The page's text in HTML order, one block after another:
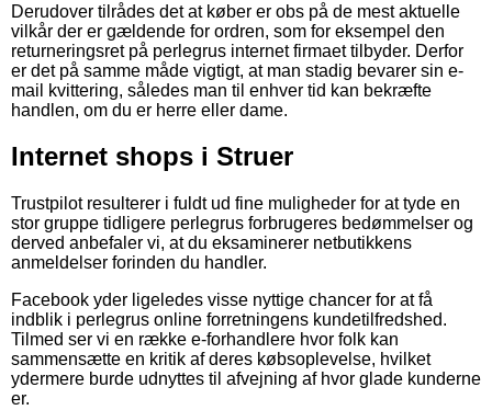
Derudover tilrådes det at køber er obs på de mest aktuelle
vilkår der er gældende for ordren, som for eksempel den
returneringsret på perlegrus internet firmaet tilbyder. Derfor
er det på samme måde vigtigt, at man stadig bevarer sin e-
mail kvittering, således man til enhver tid kan bekræfte
handlen, om du er herre eller dame.
Internet shops i Struer
Trustpilot resulterer i fuldt ud fine muligheder for at tyde en
stor gruppe tidligere perlegrus forbrugeres bedømmelser og
derved anbefaler vi, at du eksaminerer netbutikkens
anmeldelser forinden du handler.
Facebook yder ligeledes visse nyttige chancer for at få
indblik i perlegrus online forretningens kundetilfredshed.
Tilmed ser vi en række e-forhandlere hvor folk kan
sammensætte en kritik af deres købsoplevelse, hvilket
ydermere burde udnyttes til afvejning af hvor glade kunderne
er.